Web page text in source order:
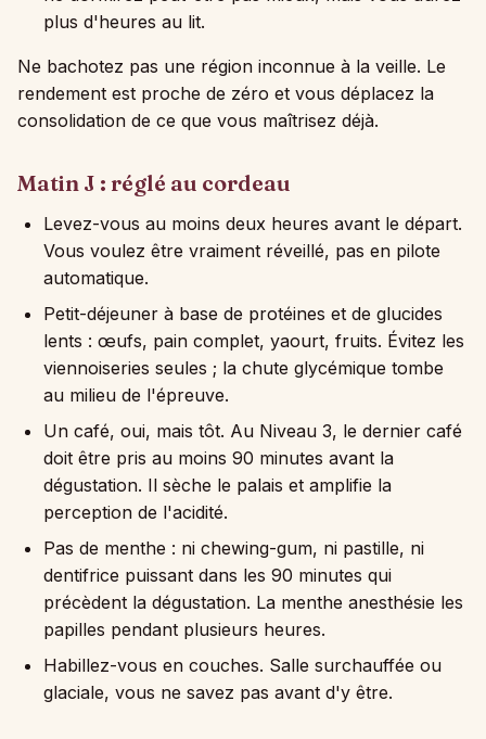
plus d'heures au lit.
Ne bachotez pas une région inconnue à la veille. Le
rendement est proche de zéro et vous déplacez la
consolidation de ce que vous maîtrisez déjà.
Matin J : réglé au cordeau
Levez-vous au moins deux heures avant le départ.
Vous voulez être vraiment réveillé, pas en pilote
automatique.
Petit-déjeuner à base de protéines et de glucides
lents : œufs, pain complet, yaourt, fruits. Évitez les
viennoiseries seules ; la chute glycémique tombe
au milieu de l'épreuve.
Un café, oui, mais tôt. Au Niveau 3, le dernier café
doit être pris au moins 90 minutes avant la
dégustation. Il sèche le palais et amplifie la
perception de l'acidité.
Pas de menthe : ni chewing-gum, ni pastille, ni
dentifrice puissant dans les 90 minutes qui
précèdent la dégustation. La menthe anesthésie les
papilles pendant plusieurs heures.
Habillez-vous en couches. Salle surchauffée ou
glaciale, vous ne savez pas avant d'y être.